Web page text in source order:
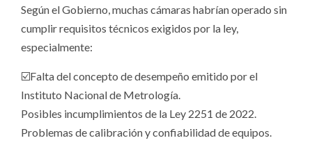
Según el Gobierno, muchas cámaras habrían operado sin
cumplir requisitos técnicos exigidos por la ley,
especialmente:
☑️Falta del concepto de desempeño emitido por el
Instituto Nacional de Metrología.
Posibles incumplimientos de la Ley 2251 de 2022.
Problemas de calibración y confiabilidad de equipos.